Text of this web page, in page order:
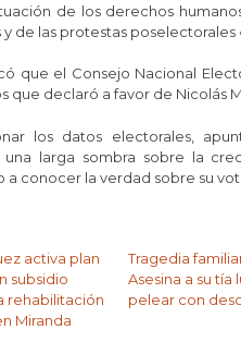
de los derechos
de las protestas poselectorales
que el Consejo Nacional
que declaró a favor de Nicolás
los datos electorales,
una larga sombra sobre la
conocer la verdad sobre su
activa plan
subsidio
rehabilitación
Miranda
Tragedia
Asesina a su tía
pelear con